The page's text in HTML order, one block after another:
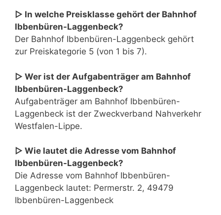
▷ In welche Preisklasse gehört der Bahnhof
Ibbenbüren-Laggenbeck?
Der Bahnhof Ibbenbüren-Laggenbeck gehört
zur Preiskategorie 5 (von 1 bis 7).
▷ Wer ist der Aufgabenträger am Bahnhof
Ibbenbüren-Laggenbeck?
Aufgabenträger am Bahnhof Ibbenbüren-
Laggenbeck ist der Zweckverband Nahverkehr
Westfalen-Lippe.
▷ Wie lautet die Adresse vom Bahnhof
Ibbenbüren-Laggenbeck?
Die Adresse vom Bahnhof Ibbenbüren-
Laggenbeck lautet: Permerstr. 2, 49479
Ibbenbüren-Laggenbeck